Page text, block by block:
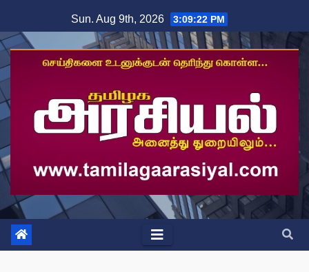
to
content
Sun. Aug 9th, 2026 3:09:22 PM